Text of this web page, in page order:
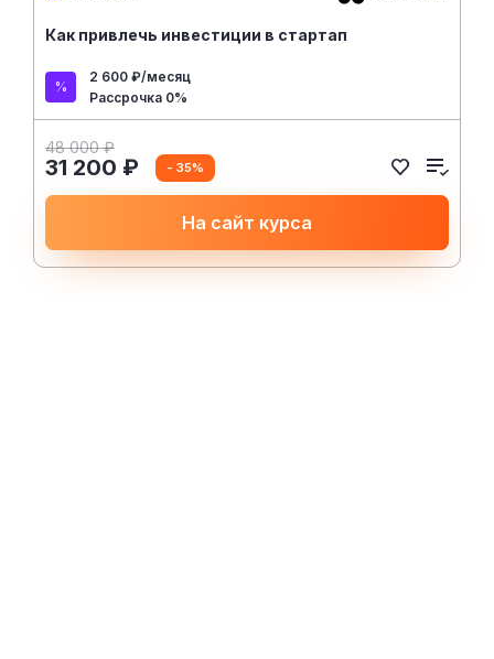
Как привлечь инвестиции в стартап
2 600 ₽/месяц
Рассрочка 0%
48 000 ₽
31 200 ₽ - 35%
На сайт курса